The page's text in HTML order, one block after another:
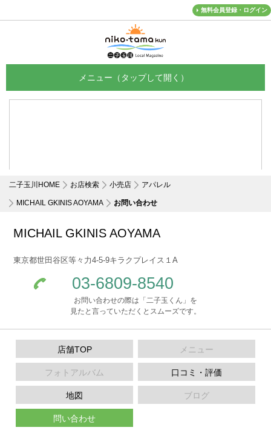
無料会員登録・ログイン
二子玉川HOME お店検索 小売店 アパレル
MICHAIL GKINIS AOYAMA お問い合わせ
MICHAIL GKINIS AOYAMA
東京都世田谷区等々力4-5-9キラクプレイス１A
03-6809-8540
お問い合わせの際は「二子玉くん」を
見たと言っていただくとスムーズです。
店舗TOP メニュー
フォトアルバム 口コミ・評価
地図 ブログ
問い合わせ
メニュー